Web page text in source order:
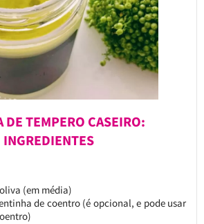
DE TEMPERO CASEIRO:
INGREDIENTES
(em média)
de coentro (é opcional, e pode usar